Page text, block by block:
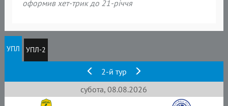
оформив хет-трик до 21-річчя
УПЛ УПЛ-2
2-й тур
субота, 08.08.2026